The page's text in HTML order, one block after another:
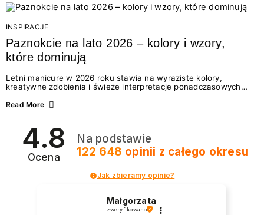
Motywem przewodnim jest eksplorowanie i kolekcjonowanie
letnich momentów. Z tej okazji przygotowaliśmy coś absolutnie
wyjątkowego: wielki konkurs z wakacje.pl oraz dawkę
najgorętszych trendów w...
INSPIRACJE
Paznokcie na lato 2026 – kolory i wzory,
które dominują
Letni manicure w 2026 roku stawia na wyraziste kolory,
kreatywne zdobienia i świeże interpretacje ponadczasowych
zarówno energetycznych odcieni inspirowanych wakacjami, jak
2026? Znajdź inspirację dla swojego manicure!
Read More
4.8
Ocena
Na podstawie
122 648 opinii z całego okresu
Jak zbieramy opinie?
Małgorzata
zweryfikowano